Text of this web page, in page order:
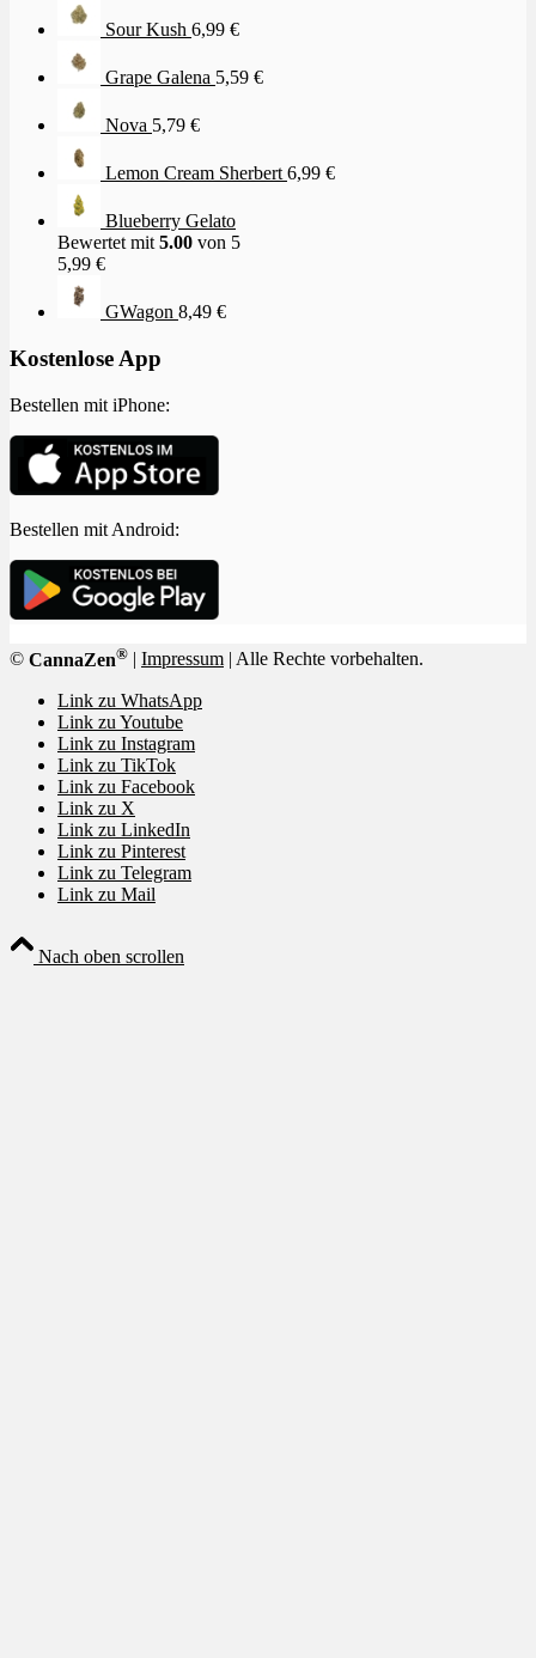
Sour Kush 6,99 €
Grape Galena 5,59 €
Nova 5,79 €
Lemon Cream Sherbert 6,99 €
Blueberry Gelato
Bewertet mit5.00 von 5
5,99 €
GWagon 8,49 €
Kostenlose App
Bestellen mit iPhone:
Bestellen mit Android:
© CannaZen® Impressum | Alle Rechte vorbehalten.
Link zu WhatsApp
Link zu Youtube
Link zu Instagram
Link zu TikTok
Link zu Facebook
Link zu X
Link zu LinkedIn
Link zu Pinterest
Link zu Telegram
Link zu Mail
Nach oben scrollen